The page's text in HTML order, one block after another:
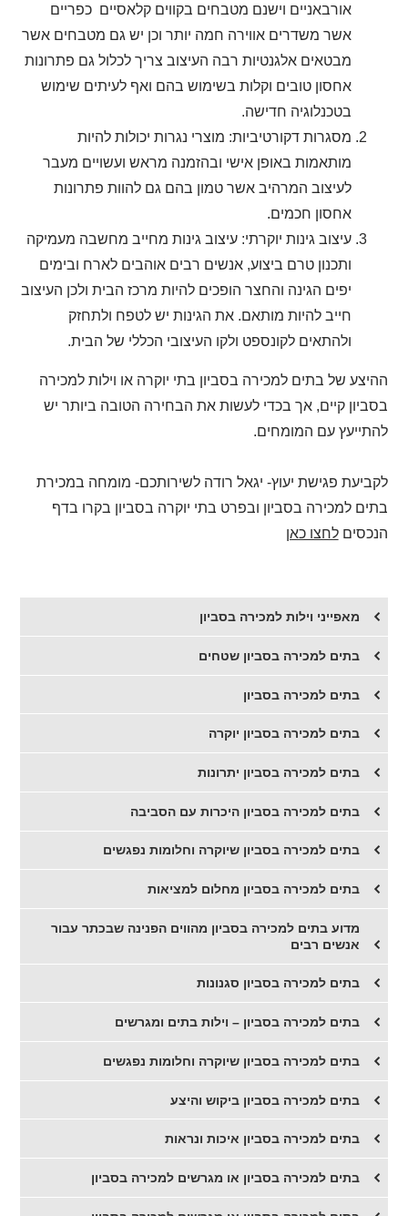
אורבאניים וישנם מטבחים בקווים קלאסיים כפריים
אשר משדרים אווירה חמה יותר וכן יש גם מטבחים אשר
מבטאים אלגנטיות רבה העיצוב צריך לכלול גם פתרונות
אחסון טובים וקלות בשימוש בהם ואף לעיתים שימוש
בטכנלוגיה חדישה.
מסגרות דקורטיביות: מוצרי נגרות יכולות להיות
מותאמות באופן אישי ובהזמנה מראש ועשויים מעבר
לעיצוב המרהיב אשר טמון בהם גם להוות פתרונות
אחסון חכמים.
עיצוב גינות יוקרתי: עיצוב גינות מחייב מחשבה מעמיקה
ותכנון טרם ביצוע, אנשים רבים אוהבים לארח ובימים
יפים הגינה והחצר הופכים להיות מרכז הבית ולכן העיצוב
חייב להיות מותאם. את הגינות יש לטפח ולתחזק
ולהתאים לקונספט ולקו העיצובי הכללי של הבית.
ההיצע של בתים למכירה בסביון בתי יוקרה או וילות למכירה
בסביון קיים, אך בכדי לעשות את הבחירה הטובה ביותר יש
להתייעץ עם המומחים.
לקביעת פגישת יעוץ- יגאל רודה לשירותכם- מומחה במכירת
בתים למכירה בסביון ובפרט בתי יוקרה בסביון בקרו בדף
הנכסיםלחצו כאן
מאפייני וילות למכירה בסביון
בתים למכירה בסביון שטחים
בתים למכירה בסביון
​בתים למכירה בסביון יוקרה
​בתים למכירה בסביון יתרונות
בתים למכירה בסביון היכרות עם הסביבה
בתים למכירה בסביון שיוקרה וחלומות נפגשים
בתים למכירה בסביון מחלום למציאות
מדוע בתים למכירה בסביון מהווים הפנינה שבכתר עבור
אנשים רבים
בתים למכירה בסביון סגנונות
בתים למכירה בסביון – וילות בתים ומגרשים
בתים למכירה בסביון שיוקרה וחלומות נפגשים
בתים למכירה בסביון ביקוש והיצע
בתים למכירה בסביון איכות ונראות
בתים למכירה בסביון או מגרשים למכירה בסביון